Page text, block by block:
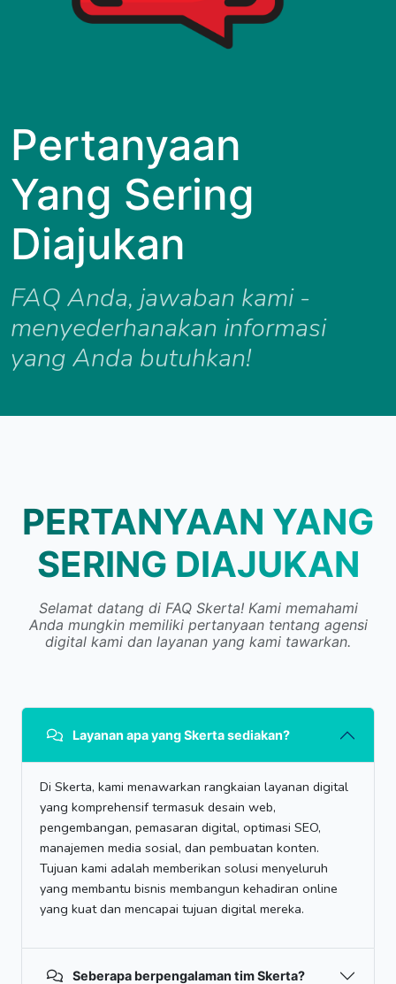
Pertanyaan
Yang Sering
Diajukan
FAQ Anda, jawaban kami -
menyederhanakan informasi
yang Anda butuhkan!
PERTANYAAN YANG
SERING DIAJUKAN
Selamat datang di FAQ Skerta! Kami memahami
Anda mungkin memiliki pertanyaan tentang agensi
digital kami dan layanan yang kami tawarkan.
Layanan apa yang Skerta sediakan?
Di Skerta, kami menawarkan rangkaian layanan digital
yang komprehensif termasuk desain web,
pengembangan, pemasaran digital, optimasi SEO,
manajemen media sosial, dan pembuatan konten.
Tujuan kami adalah memberikan solusi menyeluruh
yang membantu bisnis membangun kehadiran online
yang kuat dan mencapai tujuan digital mereka.
Seberapa berpengalaman tim Skerta?